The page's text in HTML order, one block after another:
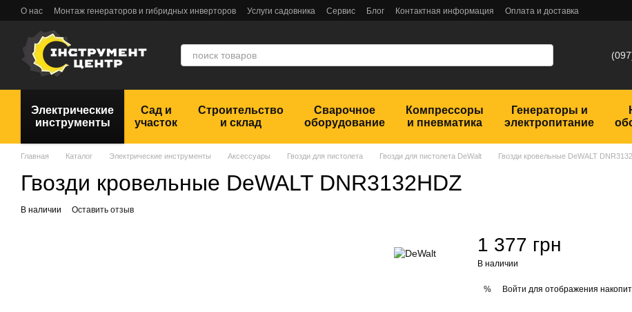
Перейти к основному контенту
О нас Монтаж генераторов и гибридных инверторов Услуги садовника Сервис Блог Контактная информация
Оплата и доставка
Электрические
инструменты
Сад и
участок
Строительство
и склад
Сварочное
оборудование
Компрессоры
и пневматика
Генераторы и
электропитание
Главная Каталог Электрические инструменты Аксессуары Гвозди для пистолета Гвозди для пистолета DeWalt Гвозди кровельные DeWALT
Гвозди кровельные DeWALT DNR3132HDZ
В наличии Оставить отзыв
1 377 грн
В наличии
% Войти для отображения